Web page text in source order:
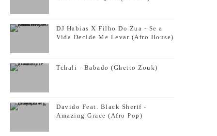
DJ Habias X Filho Do Zua - Se a
Vida Decide Me Levar (Afro House)
Tchali - Babado (Ghetto Zouk)
Davido Feat. Black Sherif -
Amazing Grace (Afro Pop)